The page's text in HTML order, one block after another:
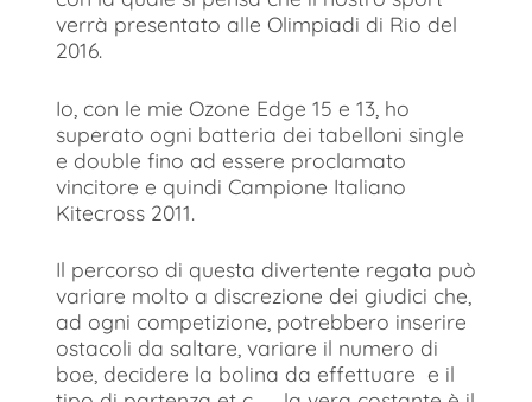
verrà presentato alle Olimpiadi di Rio del
2016.
Io, con le mie Ozone Edge 15 e 13, ho
superato ogni batteria dei tabelloni single
e double fino ad essere proclamato
vincitore e quindi Campione Italiano
Kitecross 2011.
Il percorso di questa divertente regata può
variare molto a discrezione dei giudici che,
ad ogni competizione, potrebbero inserire
ostacoli da saltare, variare il numero di
boe, decidere la bolina da effettuare e il